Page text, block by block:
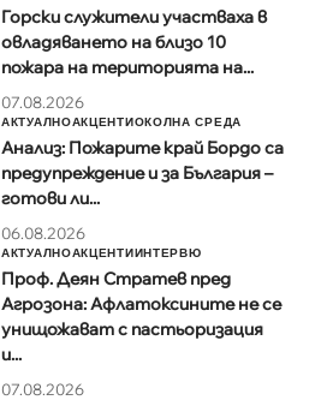
Горски служители участваха в
овладяването на близо 10
пожара на територията на...
07.08.2026
АКТУАЛНОАКЦЕНТИОКОЛНА СРЕДА
Анализ: Пожарите край Бордо са
предупреждение и за България –
готови ли...
06.08.2026
АКТУАЛНОАКЦЕНТИИНТЕРВЮ
Проф. Деян Стратев пред
Агрозона: Афлатоксините не се
унищожават с пастьоризация
и...
07.08.2026